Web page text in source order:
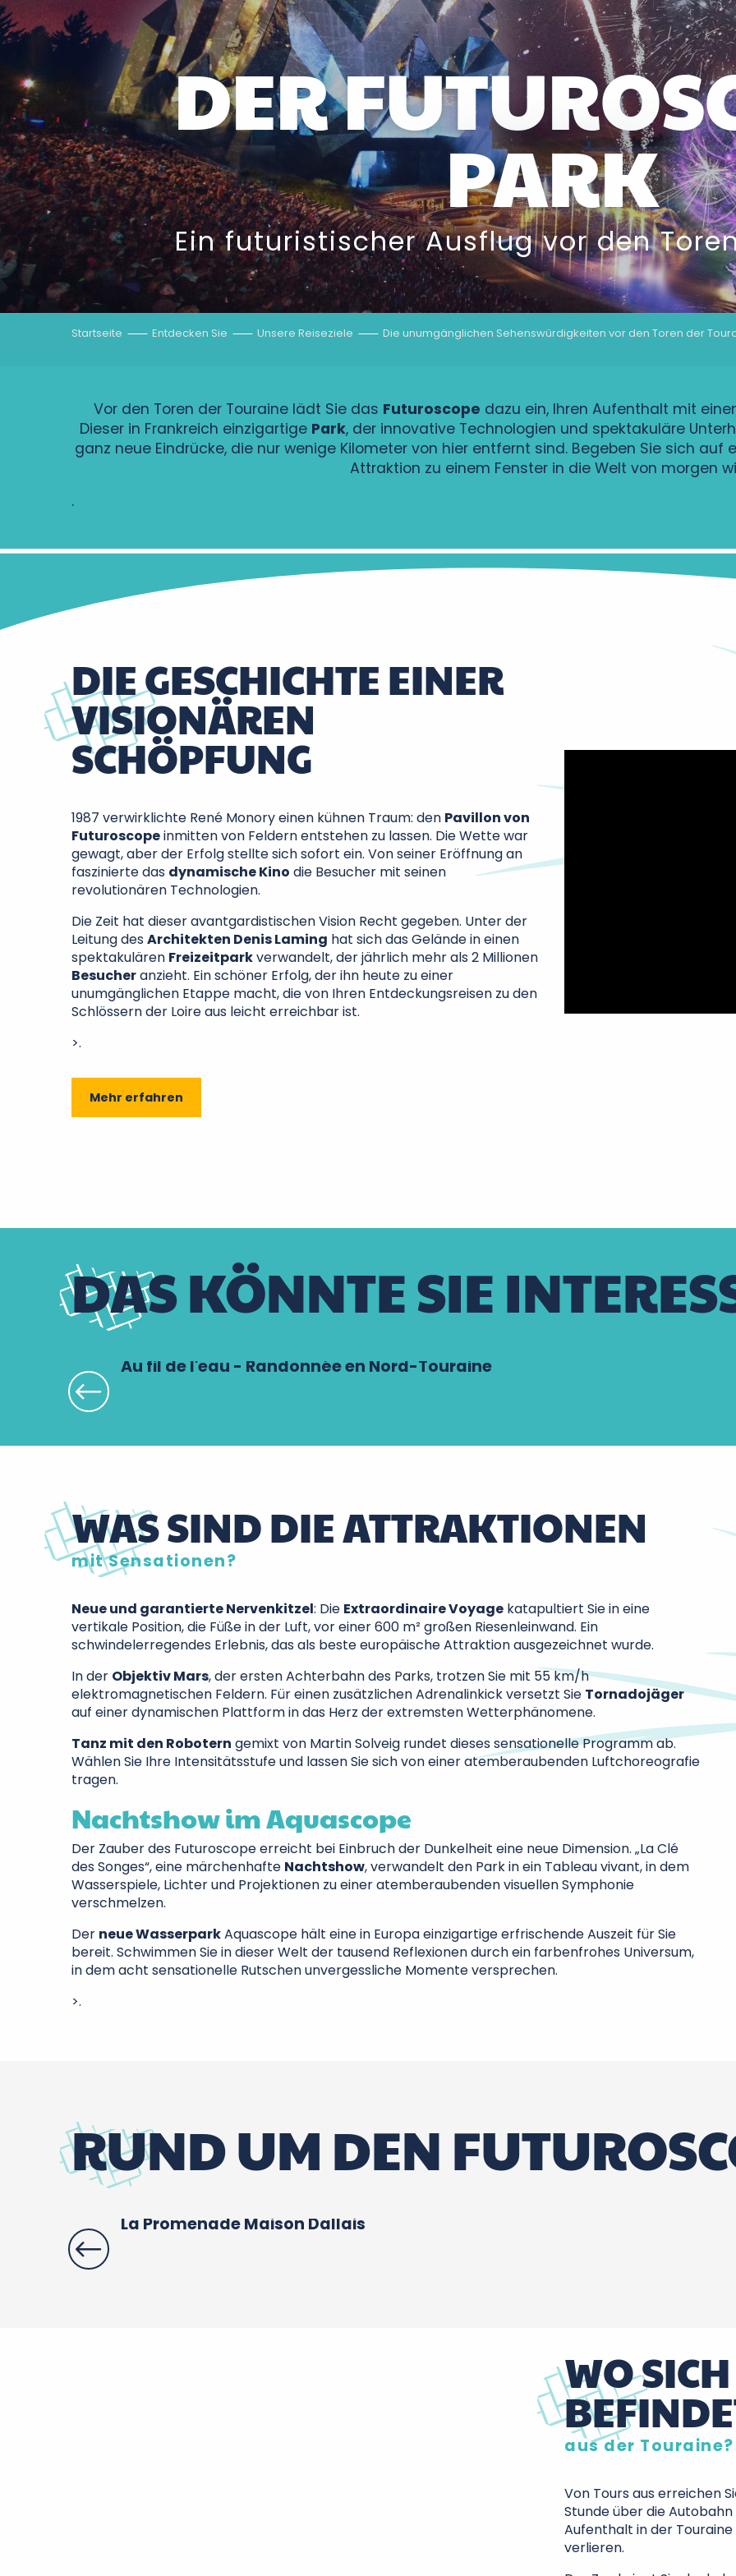
DER
PARK
Ein futuristischer Ausflug vor den
Startseite Entdecken Sie Unsere Reiseziele Die unumgänglichen Sehenswürdigkeiten vor den Toren der
Vor den Toren der Touraine lädt Sie das Futuroscope dazu ein, Ihren Aufenthalt mit
Dieser in Frankreich einzigartige Park, der innovative Technologien und spektakuläre
ganz neue Eindrücke, die nur wenige Kilometer von hier entfernt sind. Begeben Sie sich auf
Attraktion zu einem Fenster in die Welt von morgen
.
DIE GESCHICHTE EINER
VISIONÄREN
SCHÖPFUNG
1987 verwirklichte René Monory einen kühnen Traum: den Pavillon von
Futuroscopeinmitten von Feldern entstehen zu lassen. Die Wette war
gewagt, aber der Erfolg stellte sich sofort ein. Von seiner Eröffnung an
faszinierte das dynamische Kino die Besucher mit seinen
revolutionären Technologien.
Die Zeit hat dieser avantgardistischen Vision Recht gegeben. Unter der
Leitung desArchitekten Denis Laming hat sich das Gelände in einen
spektakulären Freizeitparkverwandelt, der jährlich mehr als 2 Millionen
Besucheranzieht. Ein schöner Erfolg, der ihn heute zu einer
unumgänglichen Etappe macht, die von Ihren Entdeckungsreisen zu den
Schlössern der Loire aus leicht erreichbar ist.
>.
Mehr erfahren
DAS KÖNNTE SIE
Au fil de l'eau - Randonnée en Nord-Touraine
WAS SIND DIE ATTRAKTIONEN
mit Sensationen?
Neue und garantierte Nervenkitzel: Die Extraordinaire Voyage katapultiert Sie in eine
vertikale Position, die Füße in der Luft, vor einer 600 m² großen Riesenleinwand. Ein
schwindelerregendes Erlebnis, das als beste europäische Attraktion ausgezeichnet wurde.
In der Objektiv Mars, der ersten Achterbahn des Parks, trotzen Sie mit 55 km/h
elektromagnetischen Feldern. Für einen zusätzlichen Adrenalinkick versetzt Sie Tornadojäger
auf einer dynamischen Plattform in das Herz der extremsten Wetterphänomene.
Tanz mit den Robotern gemixt von Martin Solveig rundet dieses sensationelle Programm ab.
Wählen Sie Ihre Intensitätsstufe und lassen Sie sich von einer atemberaubenden Luftchoreografie
tragen.
Nachtshow im Aquascope
Der Zauber des Futuroscope erreicht bei Einbruch der Dunkelheit eine neue Dimension. „La Clé
des Songes“, eine märchenhafte Nachtshow, verwandelt den Park in ein Tableau vivant, in dem
Wasserspiele, Lichter und Projektionen zu einer atemberaubenden visuellen Symphonie
verschmelzen.
Der neue WasserparkAquascope hält eine in Europa einzigartige erfrischende Auszeit für Sie
bereit. Schwimmen Sie in dieser Welt der tausend Reflexionen durch ein farbenfrohes Universum,
in dem acht sensationelle Rutschen unvergessliche Momente versprechen.
>.
RUND UM DEN
La Promenade Maison Dallais
WO
aus der Touraine?
Von Tours aus erreichen
Stunde über die Autobahn
Aufenthalt in der
verlieren.